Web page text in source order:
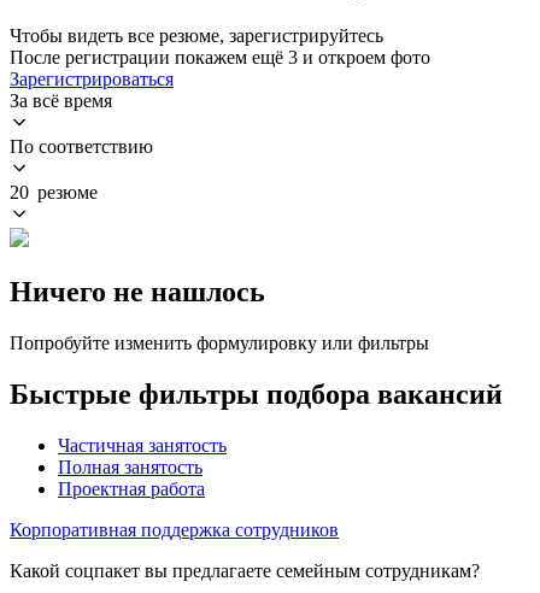
Чтобы видеть все резюме, зарегистрируйтесь
После регистрации покажем ещё 3 и откроем фото
Зарегистрироваться
За всё время
По соответствию
20 резюме
Ничего не нашлось
Попробуйте изменить формулировку или фильтры
Быстрые фильтры подбора вакансий
Частичная занятость
Полная занятость
Проектная работа
Корпоративная поддержка сотрудников
Какой соцпакет вы предлагаете семейным сотрудникам?